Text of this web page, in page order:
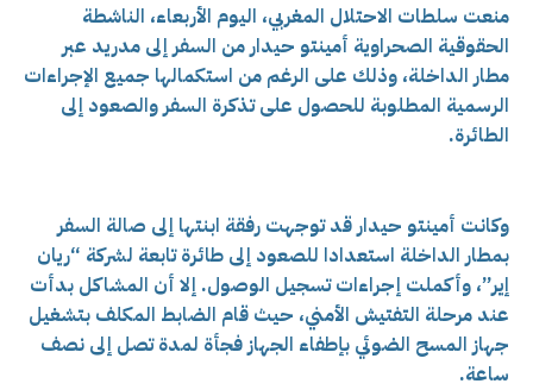
منعت سلطات الاحتلال المغربي، اليوم الأربعاء، الناشطة
الحقوقية الصحراوية أمينتو حيدار من السفر إلى مدريد عبر
مطار الداخلة، وذلك على الرغم من استكمالها جميع الإجراءات
الرسمية المطلوبة للحصول على تذكرة السفر والصعود إلى
الطائرة.
وكانت أمينتو حيدار قد توجهت رفقة ابنتها إلى صالة السفر
بمطار الداخلة استعدادا للصعود إلى طائرة تابعة لشركة “ريان
إير”، وأكملت إجراءات تسجيل الوصول. إلا أن المشاكل بدأت
عند مرحلة التفتيش الأمني، حيث قام الضابط المكلف بتشغيل
جهاز المسح الضوئي بإطفاء الجهاز فجأة لمدة تصل إلى نصف
ساعة.